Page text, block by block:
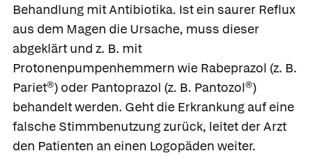
Behandlung mit Antibiotika. Ist ein saurer Reflux
aus dem Magen die Ursache, muss dieser
abgeklärt und z. B. mit
Protonenpumpenhemmern wie Rabeprazol (z. B.
Pariet®) oder Pantoprazol (z. B. Pantozol®)
behandelt werden. Geht die Erkrankung auf eine
falsche Stimmbenutzung zurück, leitet der Arzt
den Patienten an einen Logopäden weiter.